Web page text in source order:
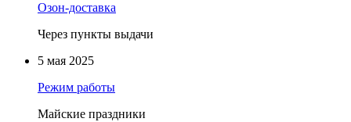
Озон-доставка
Через пункты выдачи
5 мая 2025
Режим работы
Майские праздники